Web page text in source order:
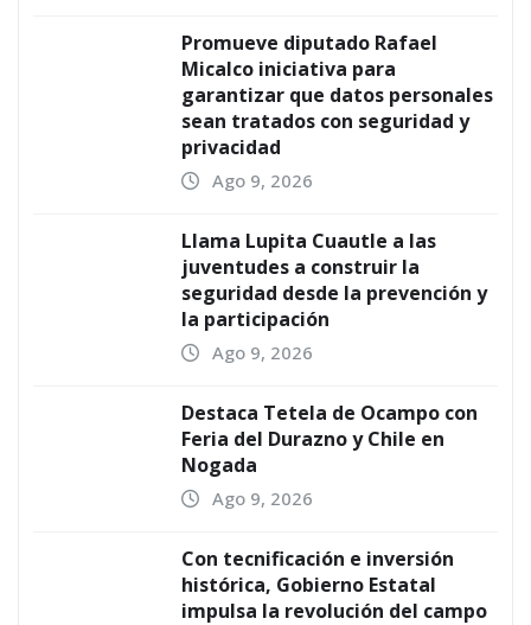
Promueve diputado Rafael
Micalco iniciativa para
garantizar que datos personales
sean tratados con seguridad y
privacidad
Ago 9, 2026
Llama Lupita Cuautle a las
juventudes a construir la
seguridad desde la prevención y
la participación
Ago 9, 2026
Destaca Tetela de Ocampo con
Feria del Durazno y Chile en
Nogada
Ago 9, 2026
Con tecnificación e inversión
histórica, Gobierno Estatal
impulsa la revolución del campo